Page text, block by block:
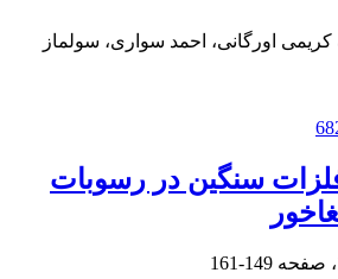
اورگانی، احمد سواری، سولماز
سنگین در رسوبات
149-161